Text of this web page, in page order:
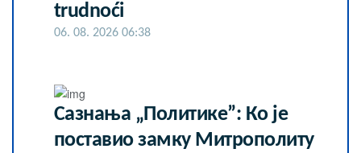
trudnoći
06. 08. 2026 06:38
Сазнања „Политике”: Ко је
поставио замку Митрополиту